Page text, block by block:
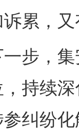
诉累，
，集
持续
纠纷